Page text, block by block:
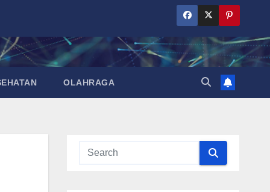
OLAHRAGA